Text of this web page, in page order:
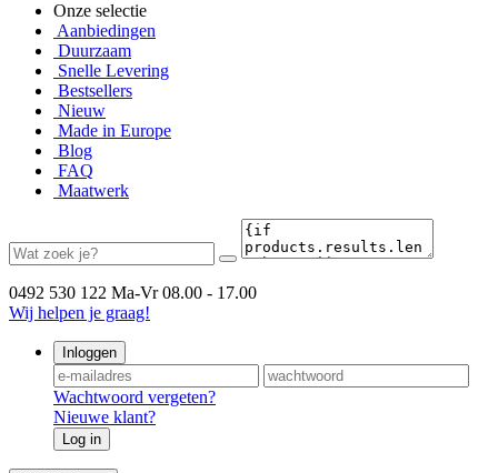
Onze selectie
Aanbiedingen
Duurzaam
Snelle Levering
Bestsellers
Nieuw
Made in Europe
Blog
FAQ
Maatwerk
0492 530 122 Ma-Vr 08.00 - 17.00
Wij helpen je graag!
Inloggen
Wachtwoord vergeten?
Nieuwe klant?
Log in